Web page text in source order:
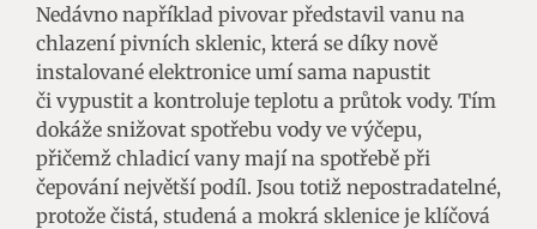
Nedávno například pivovar představil vanu na
chlazení pivních sklenic, která se díky nově
instalované elektronice umí sama napustit
či vypustit a kontroluje teplotu a průtok vody. Tím
dokáže snižovat spotřebu vody ve výčepu,
přičemž chladicí vany mají na spotřebě při
čepování největší podíl. Jsou totiž nepostradatelné,
protože čistá, studená a mokrá sklenice je klíčová